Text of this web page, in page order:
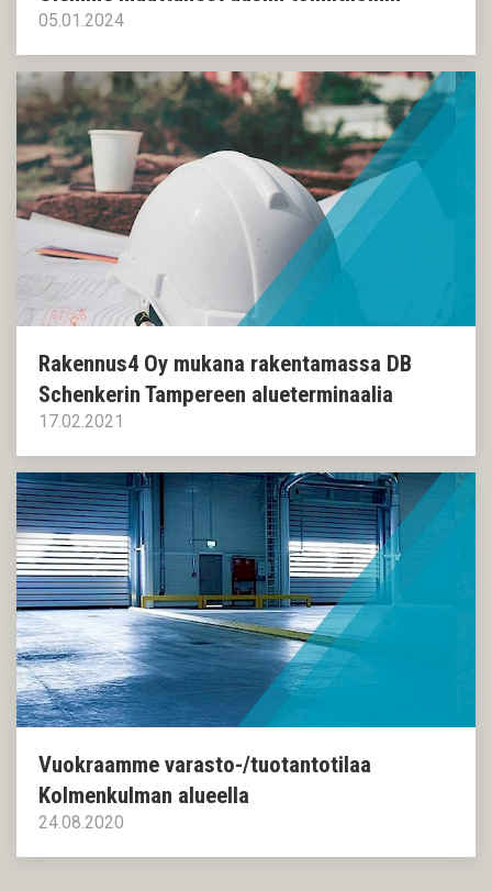
05.01.2024
Rakennus4 Oy mukana rakentamassa DB
Schenkerin Tampereen alueterminaalia
17.02.2021
Vuokraamme varasto-/tuotantotilaa
Kolmenkulman alueella
24.08.2020